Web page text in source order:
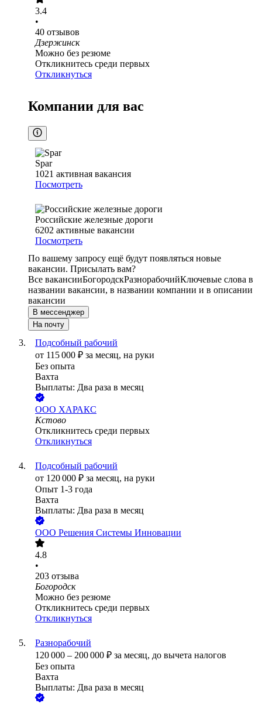
3.4
•
40 отзывов
Дзержинск
Можно без резюме
Откликнитесь среди первых
Откликнуться
Компании для вас
Spar
1021 активная вакансия
Посмотреть
Российские железные дороги
6202 активные вакансии
Посмотреть
По вашему запросу ещё будут появляться новые
вакансии. Присылать вам?
Все вакансииБогородскРазнорабочийКлючевые слова в
названии вакансии, в названии компании и в описании
вакансии
В мессенджер
На почту
Подсобный рабочий
от 115 000 ₽ за месяц, на руки
Без опыта
Вахта
Выплаты: Два раза в месяц
ООО ХАРАКС
Кстово
Откликнитесь среди первых
Откликнуться
Подсобный рабочий
от 120 000 ₽ за месяц, на руки
Опыт 1-3 года
Вахта
Выплаты: Два раза в месяц
ООО Решения Системы Инновации
4.8
•
203 отзыва
Богородск
Можно без резюме
Откликнитесь среди первых
Откликнуться
Разнорабочий
120 000 – 200 000 ₽ за месяц, до вычета налогов
Без опыта
Вахта
Выплаты: Два раза в месяц